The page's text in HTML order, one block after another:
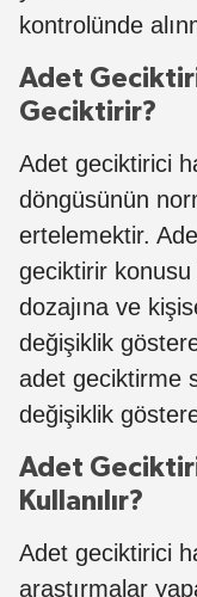
kontrolünde
Adet
Geciktirir?
Adet geciktirici
döngüsünün
ertelemektir.
geciktirir konusu
dozajına ve
değişiklik
adet geciktirme
değişiklik
Adet
Kullanılır?
Adet geciktirici
araştırmalar